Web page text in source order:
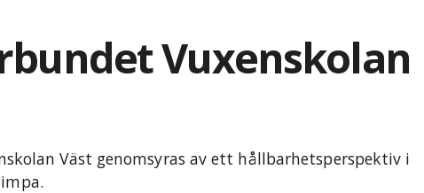
Vuxenskolan
Väst genomsyras av ett hållbarhetsperspektiv i